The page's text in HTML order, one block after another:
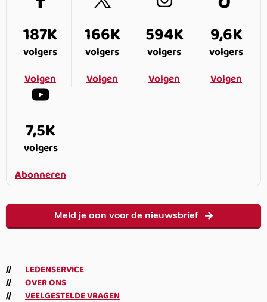
187K
volgers
Volgen
166K
volgers
Volgen
594K
volgers
Volgen
9,6K
volgers
Volgen
7,5K
volgers
Abonneren
Meld je aan voor de nieuwsbrief
LEDENSERVICE
OVER ONS
VEELGESTELDE VRAGEN